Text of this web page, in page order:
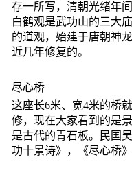
存一所写，清朝光绪年间
白鹤观是武功山的三大
的道观，始建于唐朝神
近几年修复的。
尽心桥
这座长6米、宽4米的桥
修，现在大家看到的是
是古代的青石板。民国
功十景诗》，《尽心桥》